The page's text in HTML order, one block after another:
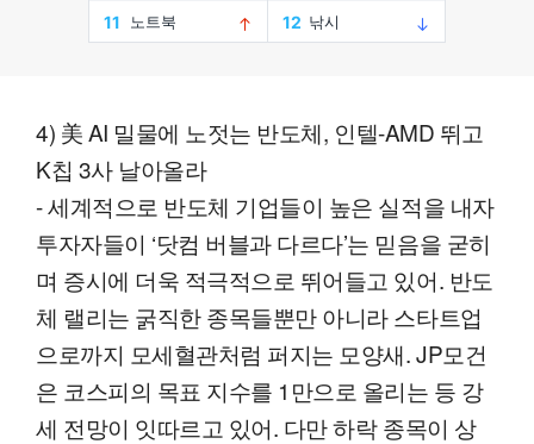
4) 美 AI 밀물에 노젓는 반도체, 인텔-AMD 뛰고
K칩 3사 날아올라
- 세계적으로 반도체 기업들이 높은 실적을 내자
투자자들이 ‘닷컴 버블과 다르다’는 믿음을 굳히
며 증시에 더욱 적극적으로 뛰어들고 있어. 반도
체 랠리는 굵직한 종목들뿐만 아니라 스타트업
으로까지 모세혈관처럼 퍼지는 모양새. JP모건
은 코스피의 목표 지수를 1만으로 올리는 등 강
세 전망이 잇따르고 있어. 다만 하락 종목이 상